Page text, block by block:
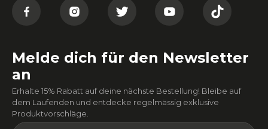
Melde dich für den Newsletter
an
Erhalte 15% Rabatt auf deine nächste Bestellung! Bleibe auf
dem Laufenden und entdecke regelmässig exklusive
Produktvorschläge.